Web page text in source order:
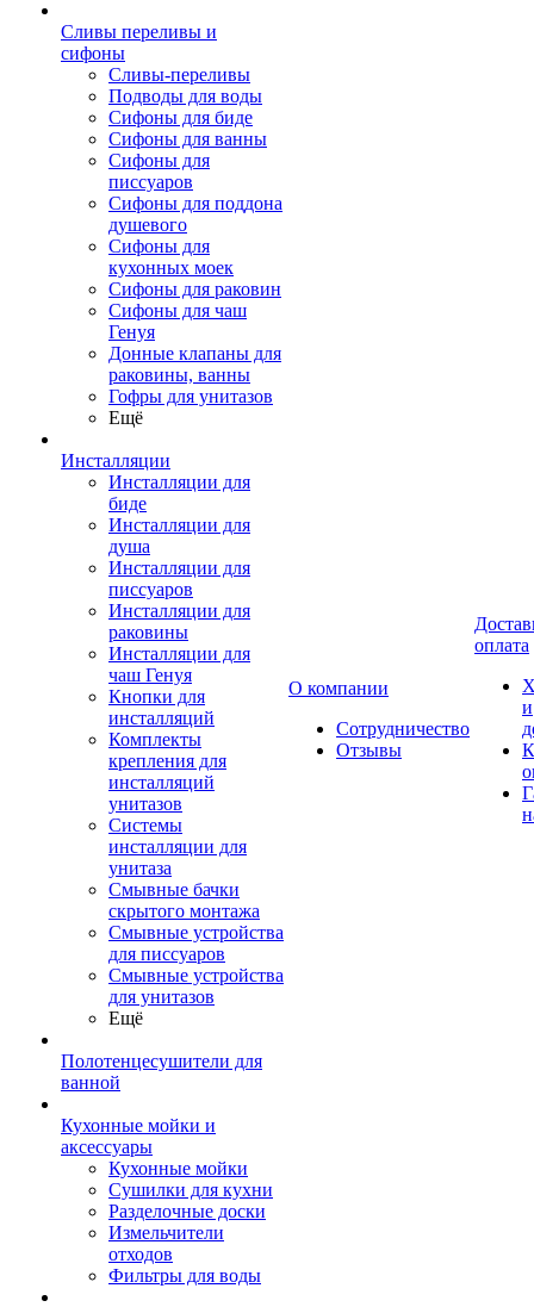
Сливы переливы и
сифоны
Сливы-переливы
Подводы для воды
Сифоны для биде
Сифоны для ванны
Сифоны для
писсуаров
Сифоны для поддона
душевого
Сифоны для
кухонных моек
Сифоны для раковин
Сифоны для чаш
Генуя
Донные клапаны для
раковины, ванны
Гофры для унитазов
Ещё
Инсталляции
Инсталляции для
биде
Инсталляции для
душа
Инсталляции для
писсуаров
Инсталляции для
раковины
Инсталляции для
чаш Генуя
Кнопки для
инсталляций
Комплекты
крепления для
инсталляций
унитазов
Системы
инсталляции для
унитаза
Смывные бачки
скрытого монтажа
Смывные устройства
для писсуаров
Смывные устройства
для унитазов
Ещё
Полотенцесушители для
ванной
Кухонные мойки и
аксессуары
Кухонные мойки
Сушилки для кухни
Разделочные доски
Измельчители
отходов
Фильтры для воды
О компании
Сотрудничество
Отзывы
оплата
и